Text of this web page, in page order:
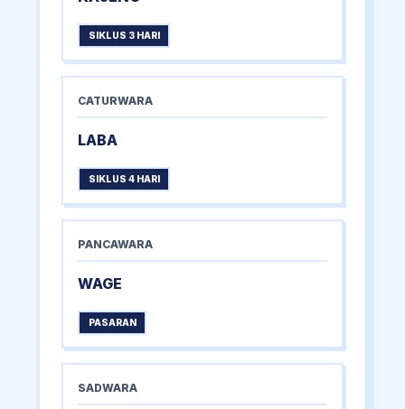
SIKLUS 3 HARI
CATURWARA
LABA
SIKLUS 4 HARI
PANCAWARA
WAGE
PASARAN
SADWARA